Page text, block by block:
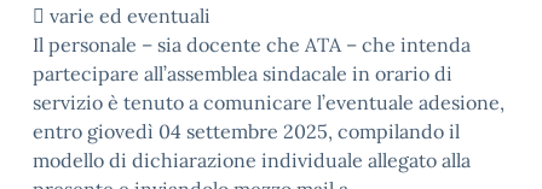
 varie ed eventuali
Il personale – sia docente che ATA – che intenda
partecipare all’assemblea sindacale in orario di
servizio è tenuto a comunicare l’eventuale adesione,
entro giovedì 04 settembre 2025, compilando il
modello di dichiarazione individuale allegato alla